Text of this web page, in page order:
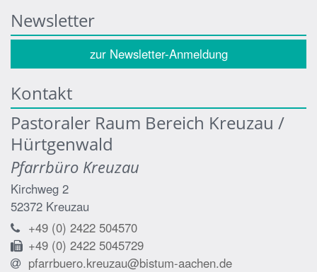
Newsletter
zur Newsletter-Anmeldung
Kontakt
Pastoraler Raum Bereich Kreuzau /
Hürtgenwald
Pfarrbüro Kreuzau
Kirchweg 2
52372 Kreuzau
+49 (0) 2422 504570
+49 (0) 2422 5045729
pfarrbuero.kreuzau@bistum-aachen.de